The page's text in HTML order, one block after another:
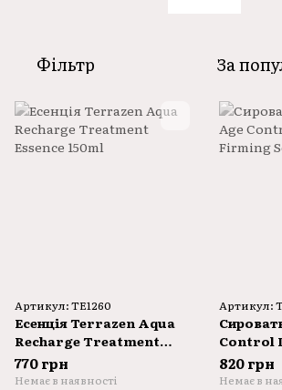
Фільтр За
Артикул: TE1260
Есенція Terrazen Aqua
Recharge Treatment
Essence 150ml
770 грн
Немає в наявності
Артикул:
Control
Firming
820 грн
Немає в